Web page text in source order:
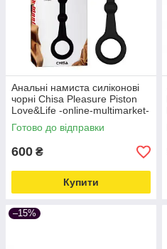
Анальні намиста силіконові
чорні Chisa Pleasure Piston
Love&Life -online-multimarket-
Готово до відправки
600 ₴
Купити
–15%